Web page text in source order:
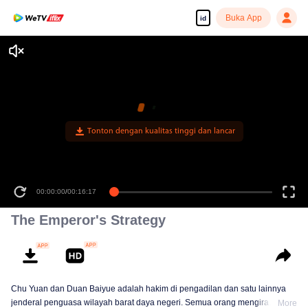
id Buka App
Tonton dengan kualitas tinggi dan lancar
00:00:00/00:16:17
The Emperor's Strategy
Chu Yuan dan Duan Baiyue adalah hakim di pengadilan dan satu lainnya
jenderal penguasa wilayah barat daya negeri. Semua orang mengira
More